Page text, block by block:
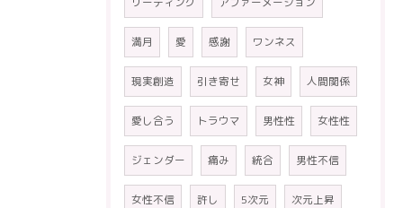
満月 愛 感謝 ワンネス
現実創造 引き寄せ 女神 人間関係
愛し合う トラウマ 男性性 女性性
ジェンダー 痛み 統合 男性不信
女性不信 許し 5次元 次元上昇